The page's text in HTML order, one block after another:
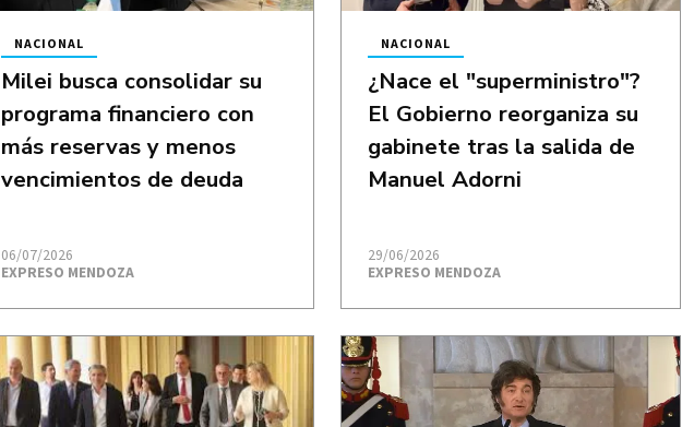
Milei busca consolidar su
programa financiero con
más reservas y menos
vencimientos de deuda
EXPRESO MENDOZA
NACIONAL
06/07/2026
¿Nace el "superministro"?
El Gobierno reorganiza su
gabinete tras la salida de
Manuel Adorni
EXPRESO MENDOZA
NACIONAL
29/06/2026